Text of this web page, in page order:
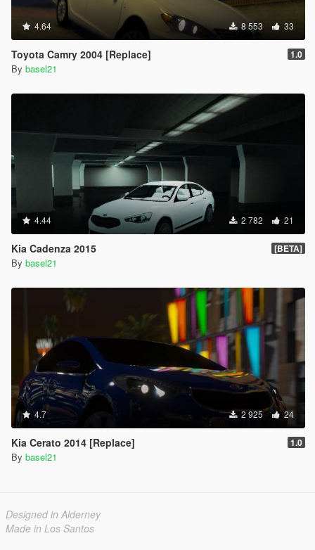
4.64 8 553 33
Toyota Camry 2004 [Replace] 1.0
By basel21
4.44 2 782 21
Kia Cadenza 2015 [BETA]
By basel21
4.7 2 925 24
Kia Cerato 2014 [Replace] 1.0
By basel21
Designed in Alderney
Made in Los Santos